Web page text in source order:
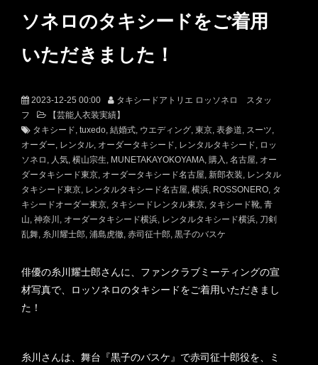
ソネロのタキシードをご着用
いただきました！
2023-12-25 00:00
タキシードアトリエ ロッソネロ スタッ
フ
【芸能人衣装実績】
タキシード tuxedo 結婚式 ウエディング 東京 表参道 スーツ
オーダー レンタル オーダータキシード レンタルタキシード
ロッ
ソネロ
人気 横山宗生 MUNETAKAYOKOYAMA 購入 名古屋 オー
ダータキシード東京 オーダータキシード名古屋 新郎衣装 レンタル
タキシード東京 レンタルタキシード名古屋 横浜 ROSSONERO タ
キシードオーダー東京 タキシードレンタル東京 タキシード靴 青
山 神奈川 オーダータキシード横浜 レンタルタキシード横浜 刀剣
乱舞 糸川耀士郎 浦島虎徹 赤司征十郎 黒子のバスケ
俳優の糸川耀士郎さんに、ファンクラブミーティングの宣
材写真で、ロッソネロのタキシードをご着用いただきまし
た！
糸川さんは、舞台『黒子のバスケ』で赤司征十郎役を、ミ